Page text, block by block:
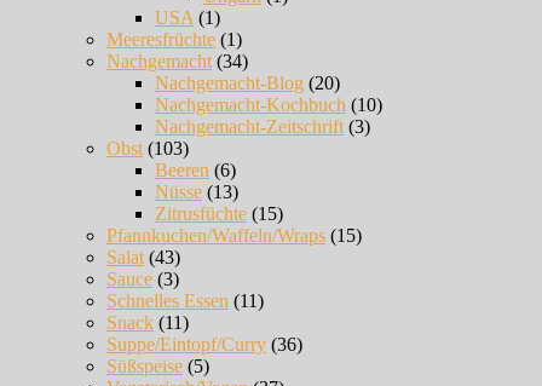
USA (1)
Meeresfrüchte (1)
Nachgemacht (34)
Nachgemacht-Blog (20)
Nachgemacht-Kochbuch (10)
Nachgemacht-Zeitschrift (3)
Obst (103)
Beeren (6)
Nüsse (13)
Zitrusfüchte (15)
Pfannkuchen/Waffeln/Wraps (15)
Salat (43)
Sauce (3)
Schnelles Essen (11)
Snack (11)
Suppe/Eintopf/Curry (36)
Süßspeise (5)